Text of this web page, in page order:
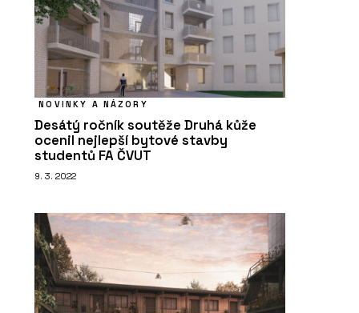
NOVINKY A NÁZORY
Desátý ročník soutěže Druhá kůže
ocenil nejlepší bytové stavby
studentů FA ČVUT
9. 3. 2022